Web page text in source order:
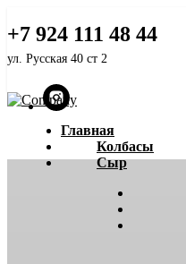
+7 924 111 48 44
ул. Русская 40 ст 2
Главная
Колбасы
Сыр